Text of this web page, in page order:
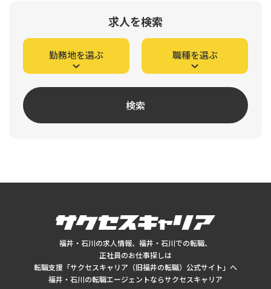
求人を検索
勤務地を選ぶ 職種を選ぶ
検索
福井・石川の求人情報、福井・石川での転職、
正社員のお仕事探しは
転職支援「サクセスキャリア（旧福井の転職）公式サイト」へ
福井・石川の転職エージェントならサクセスキャリア